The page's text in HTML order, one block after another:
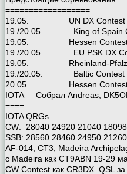
==================
19.05. UN DX Contest
19./20.05. King of Spain
19.05. Hessen
19./20.05. EU PSK DX
19.05. Rheinland-
19./20.05. Baltic Contest
20.05. Hessen
IOTA Собрал Andreas,
====
IOTA QRGs
CW: 28040 24920 21040
SSB: 28560 28460 24950
AF-014; CT3, Madeira
с Madeira как CT9ABN 19-29
CW Contest как CR3DX. QSL